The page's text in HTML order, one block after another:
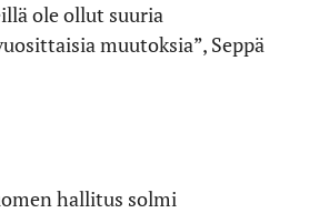
ole ollut suuria
muutoksia”, Seppä
hallitus solmi